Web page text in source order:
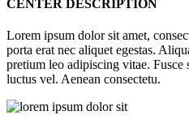
CENTER DESCRIPTION
Lorem ipsum dolor sit amet,
porta erat nec aliquet egestas.
pretium leo adipiscing vitae. Fusce
luctus vel. Aenean consectetu.